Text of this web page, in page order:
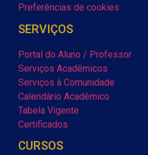
Preferências de cookies
SERVIÇOS
Portal do Aluno / Professor
Serviços Acadêmicos
Serviços à Comunidade
Calendário Acadêmico
Tabela Vigente
Certificados
CURSOS